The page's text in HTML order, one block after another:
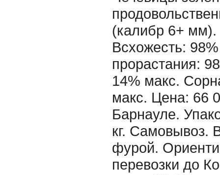
(калибр 6+ мм).
Всхожесть:
прорастания:
14% макс.
макс. Цена: 66
Барнауле.
кг. Самовывоз.
фурой.
перевозки до